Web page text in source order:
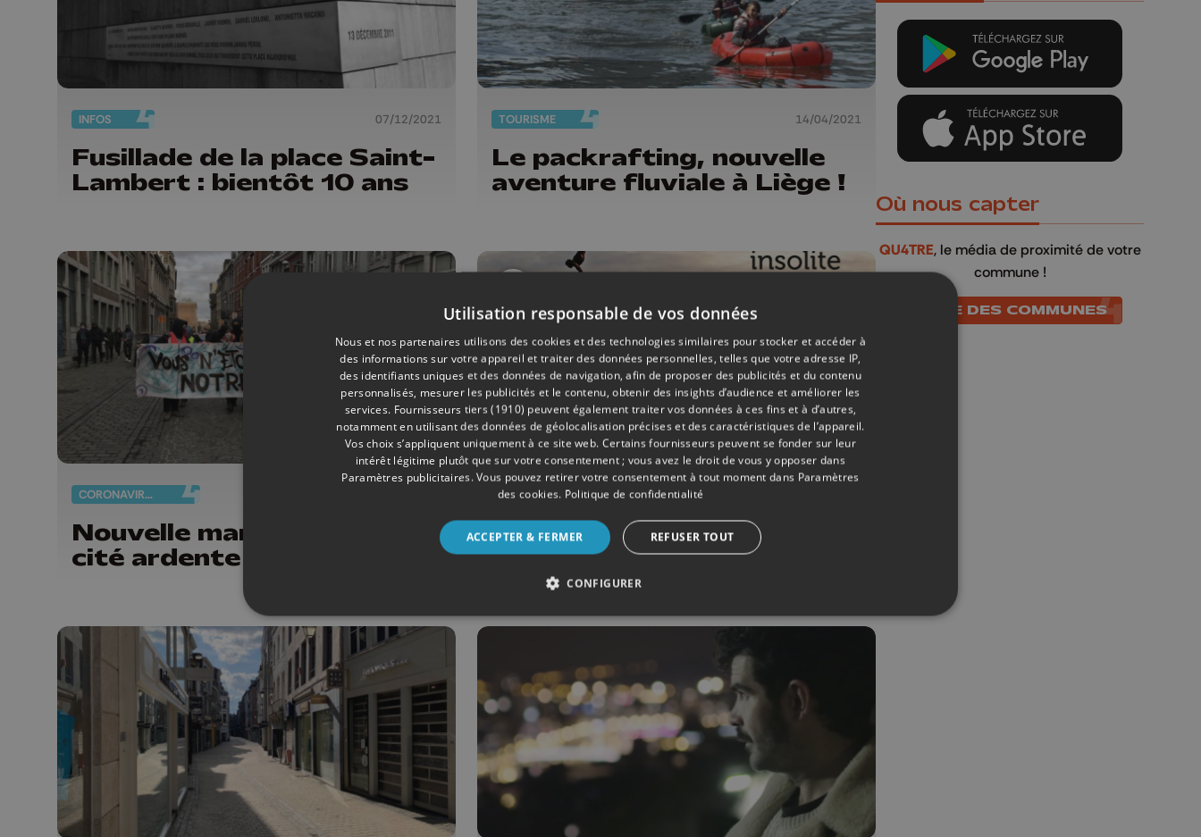
INFOS 07/12/2021
Fusillade de la place Saint-
Lambert : bientôt 10 ans
TOURISME 14/04/2021
Le packrafting, nouvelle
aventure fluviale à Liège !
CORONAVIRUS
Nouvelle manifestation en
cité ardente
LIVRES
Liège, insolite et
séduisante
Où nous capter
QU4TRE, le média de proximité de votre
commune !
LISTE DES COMMUNES
Utilisation responsable de vos données
Nous et nos partenaires utilisons des cookies et des technologies similaires pour stocker et accéder à
des informations sur votre appareil et traiter des données personnelles, telles que votre adresse IP,
des identifiants uniques et des données de navigation, afin de proposer des publicités et du contenu
personnalisés, mesurer les publicités et le contenu, obtenir des insights d’audience et améliorer les
services. Fournisseurs tiers (1910) peuvent également traiter vos données à ces fins et à d’autres,
notamment en utilisant des données de géolocalisation précises et des caractéristiques de l’appareil.
Vos choix s’appliquent uniquement à ce site web. Certains fournisseurs peuvent se fonder sur leur
intérêt légitime plutôt que sur votre consentement ; vous avez le droit de vous y opposer dans
Paramètres publicitaires. Vous pouvez retirer votre consentement à tout moment dans Paramètres
des cookies. Politique de confidentialité
ACCEPTER & FERMER REFUSER TOUT
CONFIGURER